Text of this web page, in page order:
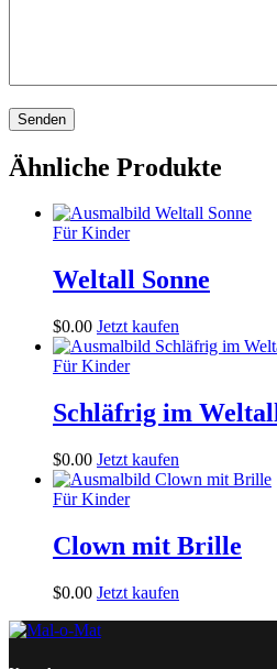
Ähnliche Produkte
Für Kinder
Weltall Sonne
$0.00 Jetzt kaufen
Für Kinder
Schläfrig im Weltall
$0.00 Jetzt kaufen
Für Kinder
Clown mit Brille
$0.00 Jetzt kaufen